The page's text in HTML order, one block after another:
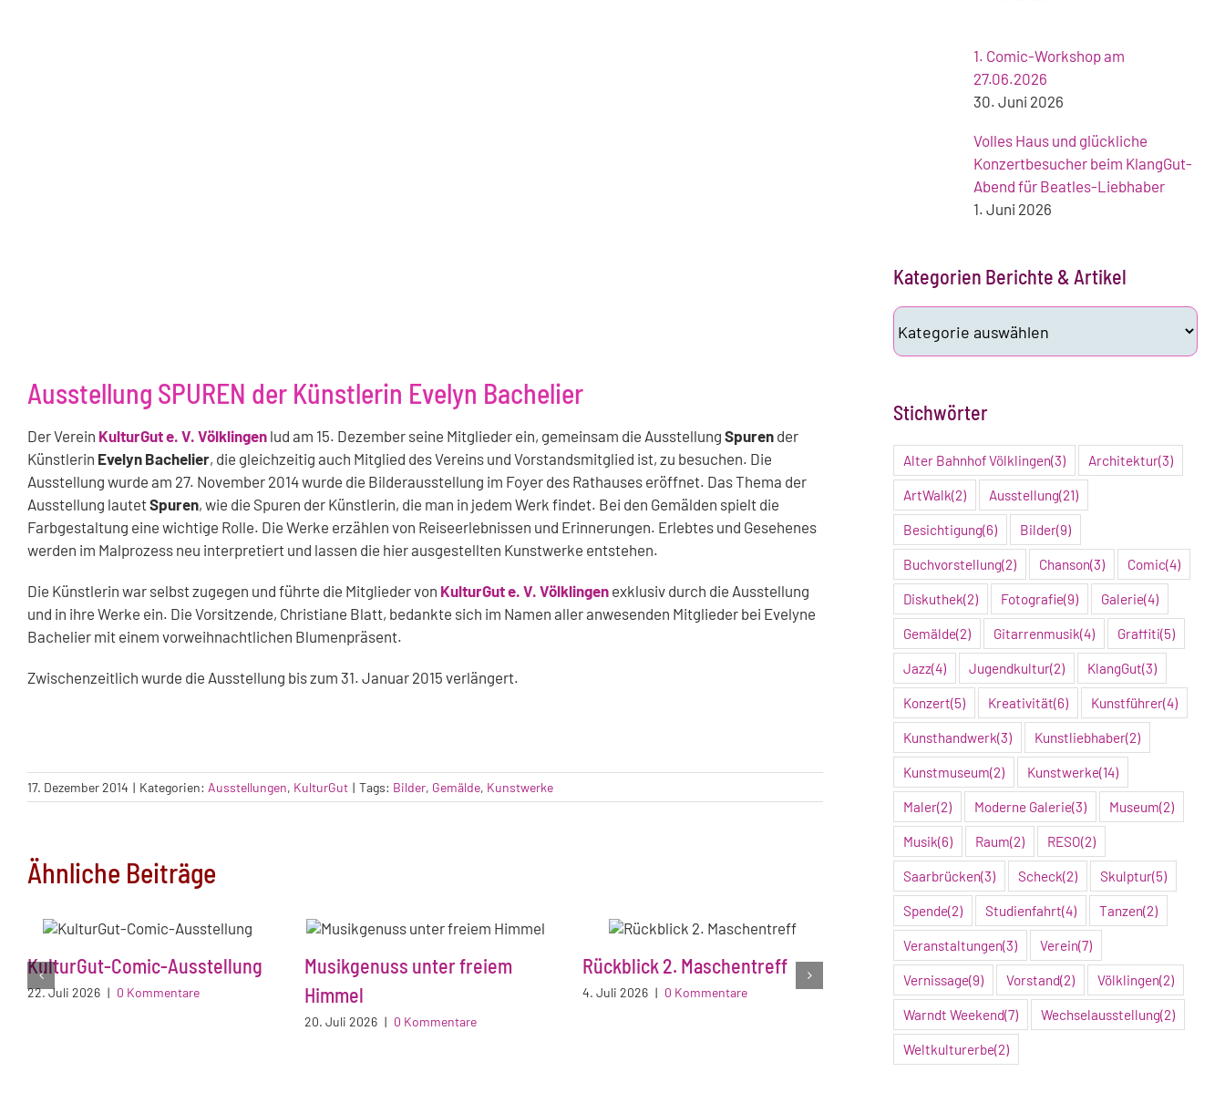
Ausstellung SPUREN der Künstlerin Evelyn Bachelier
Der Verein KulturGut e. V. Völklingenlud am 15. Dezember seine Mitglieder ein, gemeinsam die Ausstellung Spurender
Künstlerin Evelyn Bachelier, die gleichzeitig auch Mitglied des Vereins und Vorstandsmitglied ist, zu besuchen. Die
Ausstellung wurde am 27. November 2014 wurde die Bilderausstellung im Foyer des Rathauses eröffnet. Das Thema der
Ausstellung lautetSpuren, wie die Spuren der Künstlerin, die man in jedem Werk findet. Bei den Gemälden spielt die
Farbgestaltung eine wichtige Rolle. Die Werke erzählen von Reiseerlebnissen und Erinnerungen. Erlebtes und Gesehenes
werden im Malprozess neu interpretiert und lassen die hier ausgestellten Kunstwerke entstehen.
Die Künstlerin war selbst zugegen und führte die Mitglieder von KulturGut e. V. Völklingenexklusiv durch die Ausstellung
und in ihre Werke ein. Die Vorsitzende, Christiane Blatt, bedankte sich im Namen aller anwesenden Mitglieder bei Evelyne
Bachelier mit einem vorweihnachtlichen Blumenpräsent.
Zwischenzeitlich wurde die Ausstellung bis zum 31. Januar 2015 verlängert.
17. Dezember 2014 | Kategorien: Ausstellungen, KulturGut | Tags: Bilder, Gemälde, Kunstwerke
Ähnliche Beiträge
KulturGut-Comic-Ausstellung
22. Juli 2026 | 0 Kommentare
Musikgenuss unter freiem
Himmel
20. Juli 2026 | 0 Kommentare
Rückblick 2. Maschentreff
4. Juli 2026 | 0 Kommentare
1. Comic-Workshop am
27.06.2026
30. Juni 2026
Volles Haus und glückliche
Konzertbesucher beim KlangGut-
Abend für Beatles-Liebhaber
1. Juni 2026
Kategorien Berichte & Artikel
Kategorien
Berichte
&
Stichwörter
Alter Bahnhof Völklingen(3) Architektur(3)
ArtWalk(2) Ausstellung(21)
Besichtigung(6) Bilder(9)
Buchvorstellung(2) Chanson(3) Comic(4)
Diskuthek(2) Fotografie(9) Galerie(4)
Gemälde(2) Gitarrenmusik(4) Graffiti(5)
Jazz(4) Jugendkultur(2) KlangGut(3)
Konzert(5) Kreativität(6) Kunstführer(4)
Kunsthandwerk(3) Kunstliebhaber(2)
Kunstmuseum(2) Kunstwerke(14)
Maler(2) Moderne Galerie(3) Museum(2)
Musik(6) Raum(2) RESO(2)
Saarbrücken(3) Scheck(2) Skulptur(5)
Spende(2) Studienfahrt(4) Tanzen(2)
Veranstaltungen(3) Verein(7)
Vernissage(9) Vorstand(2) Völklingen(2)
Warndt Weekend(7) Wechselausstellung(2)
Weltkulturerbe(2)